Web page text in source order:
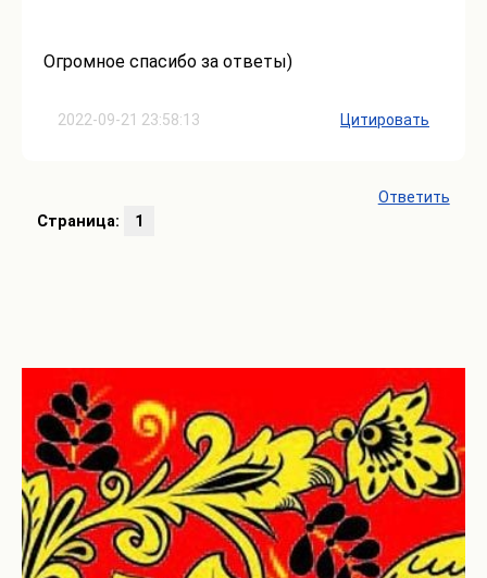
2022-09-21 23:58:13
Огромное спасибо за ответы)
Цитировать
Ответить
Страница:
1